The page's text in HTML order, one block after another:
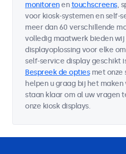
monitorenentouchscreens,
voor kiosk-systemen en self-
meer dan 60 verschillende
volledig maatwerk bieden wij
displayoplossing voor elke
self-service display geschikt
Bespreek de optiesmet onze
helpen u graag bij het maken
staan klaar om al uw vragen
onze kiosk displays.